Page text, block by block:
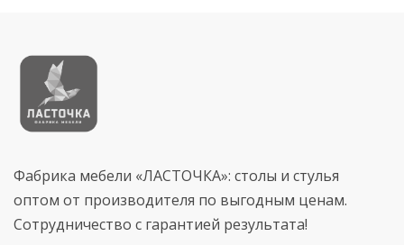
Фабрика мебели «ЛАСТОЧКА»: столы и стулья
оптом от производителя по выгодным ценам.
Сотрудничество с гарантией результата!